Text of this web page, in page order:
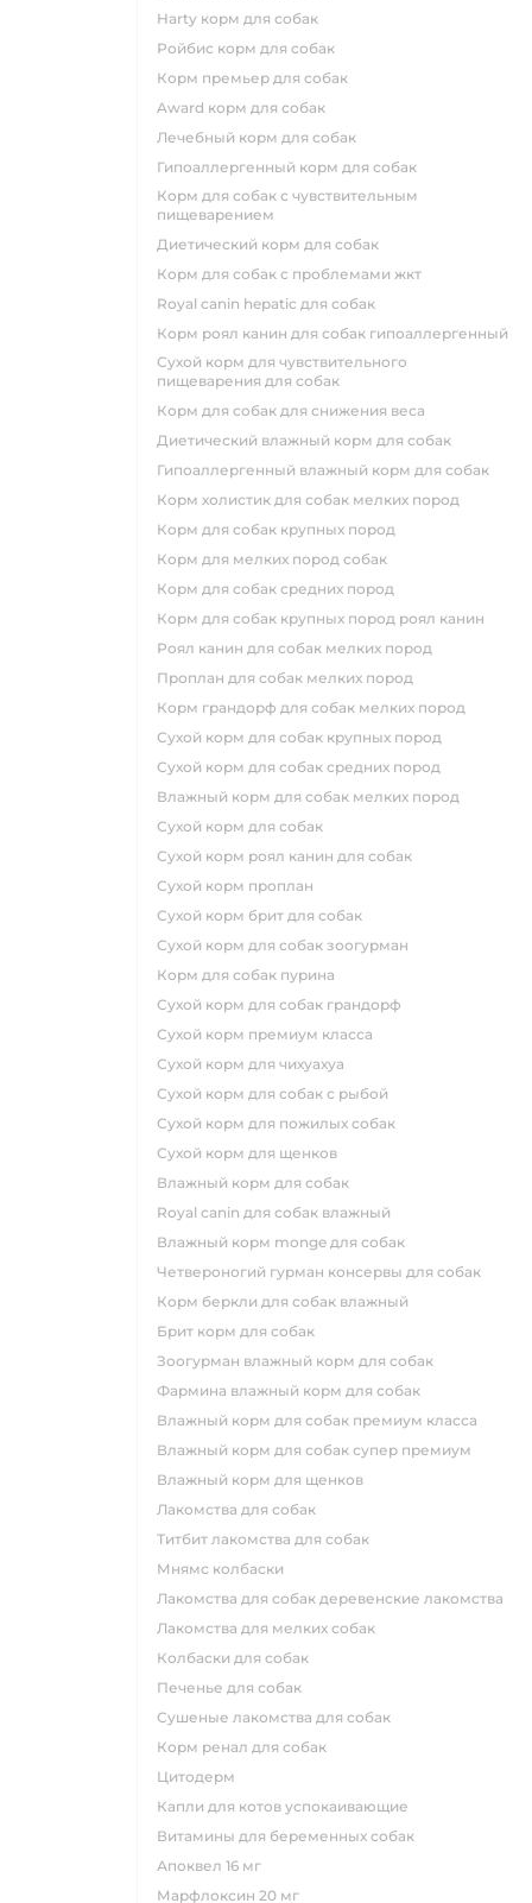
harty корм для собак
ройбис корм для собак
корм премьер для собак
award корм для собак
лечебный корм для собак
гипоаллергенный корм для собак
корм для собак с чувствительным
пищеварением
диетический корм для собак
корм для собак с проблемами жкт
royal canin hepatic для собак
корм роял канин для собак гипоаллергенный
сухой корм для чувствительного
пищеварения для собак
корм для собак для снижения веса
диетический влажный корм для собак
гипоаллергенный влажный корм для собак
корм холистик для собак мелких пород
корм для собак крупных пород
корм для мелких пород собак
корм для собак средних пород
корм для собак крупных пород роял канин
роял канин для собак мелких пород
проплан для собак мелких пород
корм грандорф для собак мелких пород
сухой корм для собак крупных пород
сухой корм для собак средних пород
влажный корм для собак мелких пород
сухой корм для собак
сухой корм роял канин для собак
сухой корм проплан
сухой корм брит для собак
сухой корм для собак зоогурман
корм для собак пурина
сухой корм для собак грандорф
сухой корм премиум класса
сухой корм для чихуахуа
сухой корм для собак с рыбой
сухой корм для пожилых собак
сухой корм для щенков
влажный корм для собак
royal canin для собак влажный
влажный корм monge для собак
четвероногий гурман консервы для собак
корм беркли для собак влажный
брит корм для собак
зоогурман влажный корм для собак
фармина влажный корм для собак
влажный корм для собак премиум класса
влажный корм для собак супер премиум
влажный корм для щенков
лакомства для собак
титбит лакомства для собак
мнямс колбаски
лакомства для собак деревенские лакомства
лакомства для мелких собак
колбаски для собак
печенье для собак
сушеные лакомства для собак
корм ренал для собак
цитодерм
капли для котов успокаивающие
витамины для беременных собак
апоквел 16 мг
марфлоксин 20 мг